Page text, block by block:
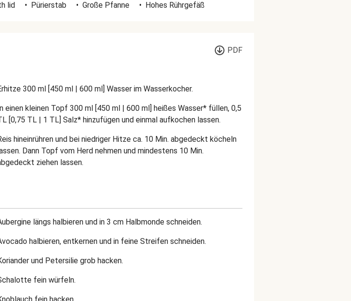
lid • Pürierstab • Große Pfanne • Hohes Rührgefäß
PDF
300 ml [450 ml | 600 ml] Wasser im Wasserkocher.
einen kleinen Topf 300 ml [450 ml | 600 ml] heißes Wasser* füllen, 0,5
[0,75 TL | 1 TL] Salz* hinzufügen und einmal aufkochen lassen.
hineinrühren und bei niedriger Hitze ca. 10 Min. abgedeckt köcheln
Dann Topf vom Herd nehmen und mindestens 10 Min.
ziehen lassen.
längs halbieren und in 3 cm Halbmonde schneiden.
halbieren, entkernen und in feine Streifen schneiden.
und Petersilie grob hacken.
fein würfeln.